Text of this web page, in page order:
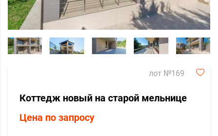
лот №169
Коттедж новый на старой мельнице
Цена по запросу